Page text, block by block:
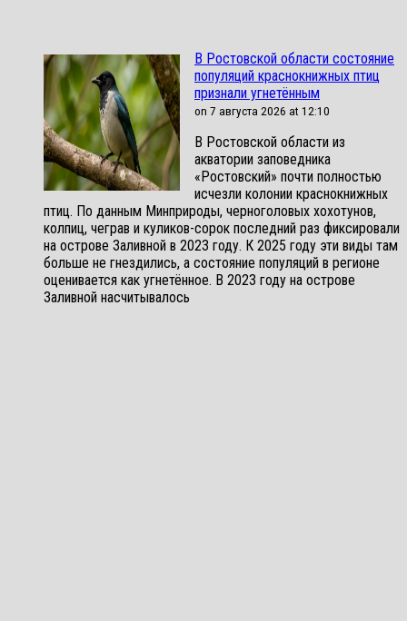
В Ростовской области состояние
популяций краснокнижных птиц
признали угнетённым
on 7 августа 2026 at 12:10
В Ростовской области из
акватории заповедника
«Ростовский» почти полностью
исчезли колонии краснокнижных
птиц. По данным Минприроды, черноголовых хохотунов,
колпиц, чеграв и куликов-сорок последний раз фиксировали
на острове Заливной в 2023 году. К 2025 году эти виды там
больше не гнездились, а состояние популяций в регионе
оценивается как угнетённое. В 2023 году на острове
Заливной насчитывалось